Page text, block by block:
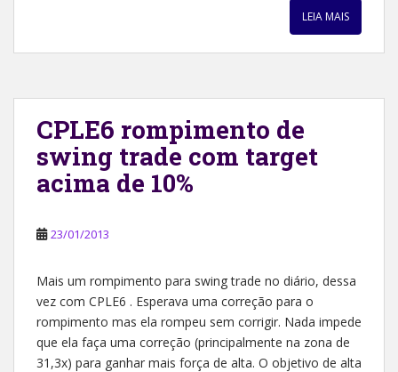
LEIA MAIS
CPLE6 rompimento de
swing trade com target
acima de 10%
23/01/2013
Mais um rompimento para swing trade no diário, dessa
vez com CPLE6 . Esperava uma correção para o
rompimento mas ela rompeu sem corrigir. Nada impede
que ela faça uma correção (principalmente na zona de
31,3x) para ganhar mais força de alta. O objetivo de alta